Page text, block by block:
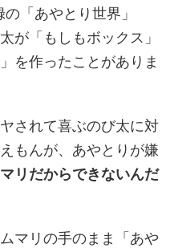
の「あやとり世界」
が「もしもボックス」
を作ったことがありま
されて喜ぶのび太に対
もんが、あやとりが嫌
マリだからできないんだ
マリの手のまま「あや